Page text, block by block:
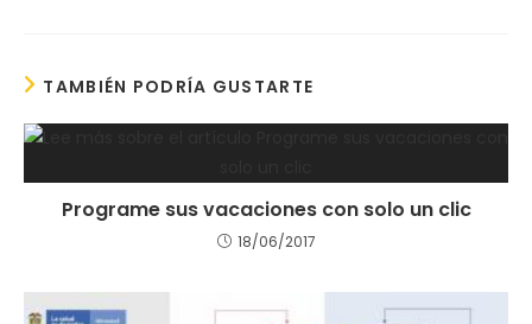
TAMBIÉN PODRÍA GUSTARTE
Programe sus vacaciones con solo un clic
18/06/2017